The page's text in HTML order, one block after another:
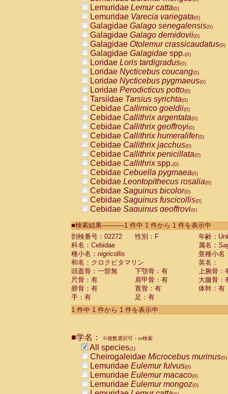
Lemuridae Lemur catta(0)
Lemuridae Varecia variegata(0)
Galagidae Galago senegalensis(0)
Galagidae Galago demidovii(0)
Galagidae Otolemur crassicaudatus(0)
Galagidae Galagidae spp.(0)
Loridae Loris tardigradus(0)
Loridae Nycticebus coucang(0)
Loridae Nycticebus pygmaeus(0)
Loridae Perodicticus potto(0)
Tarsiidae Tarsius syrichta(0)
Cebidae Callimico goeldii(0)
Cebidae Callithrix argentata(0)
Cebidae Callithrix geoffroyi(0)
Cebidae Callithrix humeralifer(0)
Cebidae Callithrix jacchus(0)
Cebidae Callithrix penicillata(0)
Cebidae Callithrixspp.(0)
Cebidae Cebuella pygmaea(0)
Cebidae Leontopithecus rosalia(0)
Cebidae Saguinus bicolor(0)
Cebidae Saguinus fuscicollis(0)
Cebidae Saguinus geoffroyi(0)
CebidaeSaguinus labiatus(0)
Cebidae Saguinus leucopus (0)
Cebidae
CebidaeSaguinus mystax
CebidaeSaguinus nigricollis (1)
Cebidae Saguinus oedipus
Cebidae Saguinus weddelli
Cebidae Saguinusspp.
Cebidae Aotus trivirgatus
Cebidae Cebus albifrons
CebidaeCebus nigrivittatus
CebidaeCebus
CebidaeSaimiri boliviensis(0)
CebidaeSaimiri sciureus(0)
AtelidaeAlouatta caraya(0)
AtelidaeAlouatta fusca(0)
AtelidaeAlouatta seniculus
■検索結果-----------1 件中 1 件から 1 件を表示中
剖検番号：02272
性別：F
年齢：
科名：Cebidae
属名：
種小名： nigricollis
亜種小名
和名：クロクビタマリン
英名：
頭蓋骨：一部無
下顎骨：有
上腕骨：
尺骨：有
肩甲骨：有
大腿骨：
腓骨：有
寛骨：有
体幹：有
手：有
足：有
1 件中 1 件から 1 件を表示中
■学名： ※複数選択可・or検索
All species(1)
Cheirogaleidae Microcebus murinus(0)
Lemuridae Eulemur fulvus(0)
Lemuridae Eulemur macaco(0)
Lemuridae Eulemur mongoz(0)